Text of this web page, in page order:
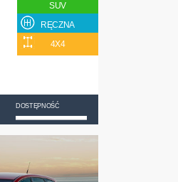
SUV
RĘCZNA
4X4
DOSTĘPNOŚĆ